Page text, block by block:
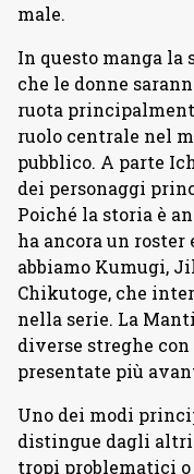
male.
In questo manga la
che le donne
ruota
ruolo centrale nel
pubblico. A parte
dei personaggi
Poiché la storia è
ha ancora un roster
abbiamo Kumugi,
Chikutoge, che
nella serie. La
diverse streghe
presentate più
Uno dei modi
distingue dagli altri
tropi problematici